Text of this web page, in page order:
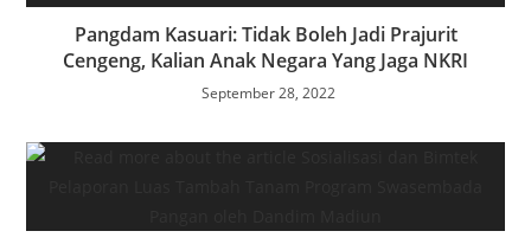
Pangdam Kasuari: Tidak Boleh Jadi Prajurit
Cengeng, Kalian Anak Negara Yang Jaga NKRI
September 28, 2022